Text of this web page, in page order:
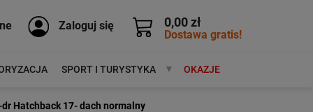
0,00 zł
Dostawa gratis!
Zaloguj się
SPORT I TURYSTYKA MARKIOKAZJE
Hatchback 17- dach normalny